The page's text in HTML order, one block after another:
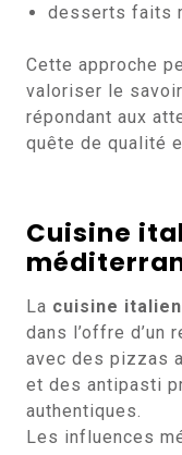
desserts faits
Cette approche
valoriser le
répondant aux
quête de qualité
Cuisine
La cuisine
dans l’offre d’un
avec des pizzas
et des antipasti
authentiques.
Les influences